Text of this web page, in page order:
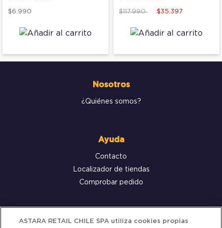
$6.990 Price reduced from
$117.990to $35.397
Nosotros
¿Quiénes somos?
Ayuda
Contacto
Localizador de tiendas
Comprobar pedido
Servicio al cliente
ASTARA RETAIL CHILE SPA utiliza cookies propias